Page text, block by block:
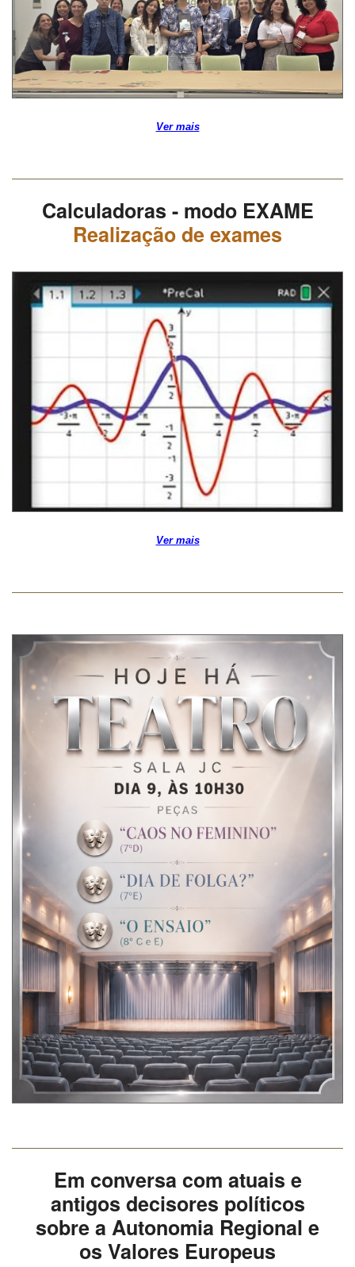
Ver mais
Calculadoras - modo EXAME
Realização de exames
Ver mais
Em conversa com atuais e
antigos decisores políticos
sobre a Autonomia Regional e
os Valores Europeus